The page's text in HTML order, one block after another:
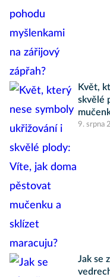
Květ,
skvělé
9. srpna
Jak se